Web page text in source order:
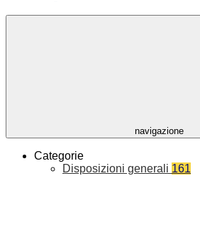
navigazione
Categorie
Disposizioni generali 161